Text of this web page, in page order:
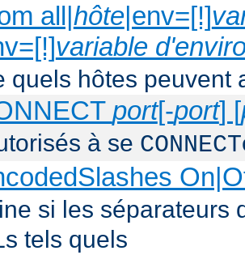
all|hôte|env=[!]
variable
quels hôtes peuvent
port[-port] [
à se CONNECT
si les séparateurs
tels quels